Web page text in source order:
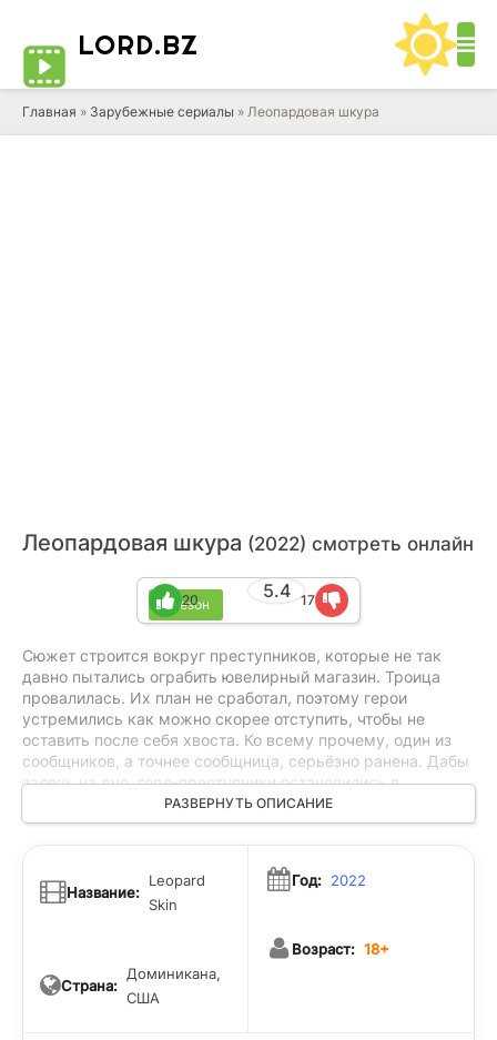
LORD.BZ
Главная » Зарубежные сериалы » Леопардовая шкура
Леопардовая шкура (2022) смотреть онлайн
1 сезон
5.4
20 17
Сюжет строится вокруг преступников, которые не так
давно пытались ограбить ювелирный магазин. Троица
провалилась. Их план не сработал, поэтому герои
устремились как можно скорее отступить, чтобы не
оставить после себя хвоста. Ко всему прочему, один из
сообщников, а точнее сообщница, серьёзно ранена. Дабы
залечь на дно, горе-преступники остановились в
небольшом поместье, расположенном на берегу моря.
Здесь проживают две женщины, где одна представляется
Вечером к ним в гости должны приехать друзья, чего
очень не хотят нагрянувшие преступники...
РАЗВЕРНУТЬ ОПИСАНИЕ
Название:
Leopard
Skin
Страна:
Доминикана,
США
Год: 2022
Возраст: 18+